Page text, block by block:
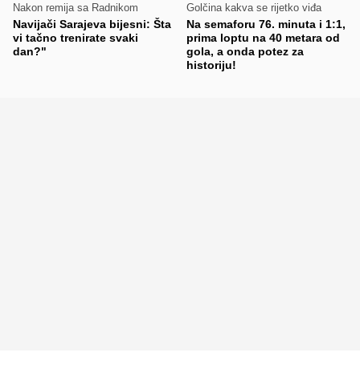
Nakon remija sa Radnikom
Navijači Sarajeva bijesni: Šta
vi tačno trenirate svaki
dan?"
Golčina kakva se rijetko viđa
Na semaforu 76. minuta i 1:1,
prima loptu na 40 metara od
gola, a onda potez za
historiju!